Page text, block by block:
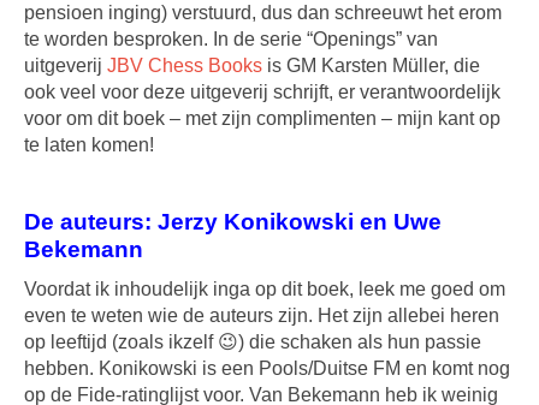
pensioen inging) verstuurd, dus dan schreeuwt het erom
te worden besproken. In de serie “Openings” van
uitgeverij JBV Chess Books is GM Karsten Müller, die
ook veel voor deze uitgeverij schrijft, er verantwoordelijk
voor om dit boek – met zijn complimenten – mijn kant op
te laten komen!
De auteurs: Jerzy Konikowski en Uwe
Bekemann
Voordat ik inhoudelijk inga op dit boek, leek me goed om
even te weten wie de auteurs zijn. Het zijn allebei heren
op leeftijd (zoals ikzelf 😉) die schaken als hun passie
hebben. Konikowski is een Pools/Duitse FM en komt nog
op de Fide-ratinglijst voor. Van Bekemann heb ik weinig